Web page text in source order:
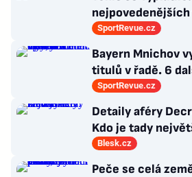
které byly
SportRevue.cz
Bayern Mnichov
titulů v řadě. 6
zvládlo také,
SportRevue.cz
Detaily aféry
Kdo je tady
Blesk.cz
Peče se celá